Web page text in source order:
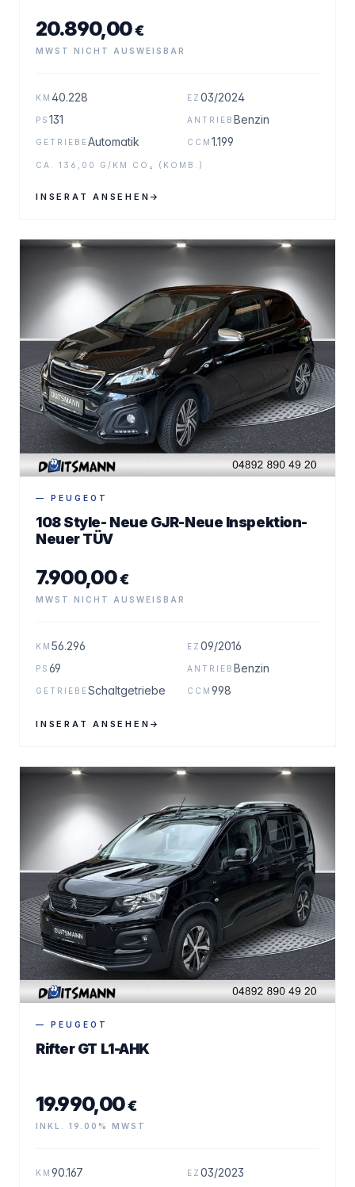
20.890,00€
MWST NICHT AUSWEISBAR
KM 40.228 EZ 03/2024
PS 131 ANTRIEB Benzin
GETRIEBEAutomatik CCM 1.199
CA. 136,00 G/KM CO₂ (KOMB.)
INSERAT ANSEHEN →
— PEUGEOT
108 Style- Neue GJR-Neue Inspektion-
Neuer TÜV
7.900,00€
MWST NICHT AUSWEISBAR
KM 56.296 EZ 09/2016
PS 69 ANTRIEB Benzin
GETRIEBESchaltgetriebe CCM 998
INSERAT ANSEHEN →
— PEUGEOT
Rifter GT L1-AHK
19.990,00€
INKL. 19.00% MWST
KM 90.167 EZ 03/2023